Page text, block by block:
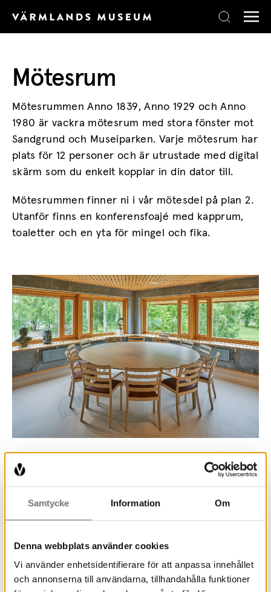
Samtycke Information Om
Denna webbplats använder cookies
Vi använder enhetsidentifierare för att anpassa innehållet
och annonserna till användarna, tillhandahålla funktioner
Mötesrum
Mötesrummen Anno 1839, Anno 1929 och Anno
1980 är vackra mötesrum med stora fönster mot
Sandgrund och Museiparken. Varje mötesrum har
plats för 12 personer och är utrustade med digital
skärm som du enkelt kopplar in din dator till.
Mötesrummen finner ni i vår mötesdel på plan 2.
Utanför finns en konferensfoajé med kapprum,
toaletter och en yta för mingel och fika.